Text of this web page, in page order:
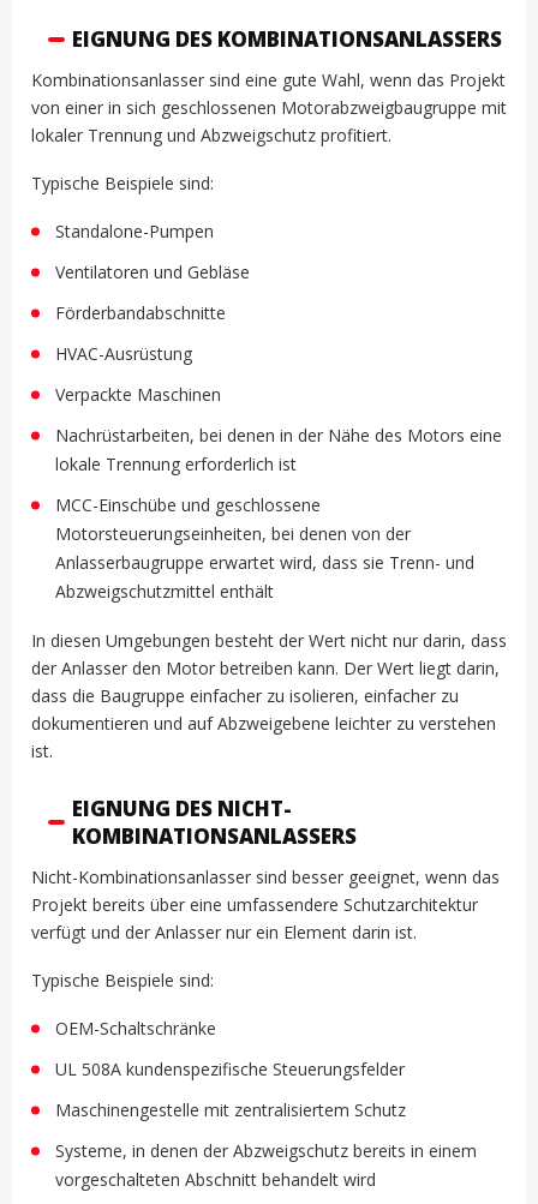
EIGNUNG DES KOMBINATIONSANLASSERS
Kombinationsanlasser sind eine gute Wahl, wenn das Projekt
von einer in sich geschlossenen Motorabzweigbaugruppe mit
lokaler Trennung und Abzweigschutz profitiert.
Typische Beispiele sind:
Standalone-Pumpen
Ventilatoren und Gebläse
Förderbandabschnitte
HVAC-Ausrüstung
Verpackte Maschinen
Nachrüstarbeiten, bei denen in der Nähe des Motors eine
lokale Trennung erforderlich ist
MCC-Einschübe und geschlossene
Motorsteuerungseinheiten, bei denen von der
Anlasserbaugruppe erwartet wird, dass sie Trenn- und
Abzweigschutzmittel enthält
In diesen Umgebungen besteht der Wert nicht nur darin, dass
der Anlasser den Motor betreiben kann. Der Wert liegt darin,
dass die Baugruppe einfacher zu isolieren, einfacher zu
dokumentieren und auf Abzweigebene leichter zu verstehen
ist.
EIGNUNG DES NICHT-
KOMBINATIONSANLASSERS
Nicht-Kombinationsanlasser sind besser geeignet, wenn das
Projekt bereits über eine umfassendere Schutzarchitektur
verfügt und der Anlasser nur ein Element darin ist.
Typische Beispiele sind:
OEM-Schaltschränke
UL 508A kundenspezifische Steuerungsfelder
Maschinengestelle mit zentralisiertem Schutz
Systeme, in denen der Abzweigschutz bereits in einem
vorgeschalteten Abschnitt behandelt wird